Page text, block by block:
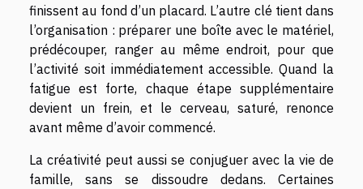
finissent au fond d’un placard. L’autre clé tient dans
l’organisation : préparer une boîte avec le matériel,
prédécouper, ranger au même endroit, pour que
l’activité soit immédiatement accessible. Quand la
fatigue est forte, chaque étape supplémentaire
devient un frein, et le cerveau, saturé, renonce
avant même d’avoir commencé.
La créativité peut aussi se conjuguer avec la vie de
famille, sans se dissoudre dedans. Certaines